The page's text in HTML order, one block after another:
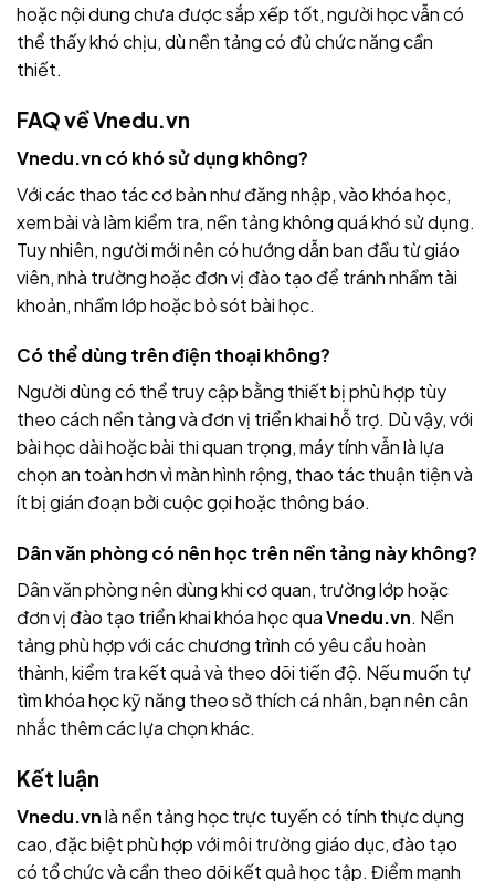
hoặc nội dung chưa được sắp xếp tốt, người học vẫn có
thể thấy khó chịu, dù nền tảng có đủ chức năng cần
thiết.
FAQ vềVnedu.vn
Vnedu.vn có khó sử dụng không?
Với các thao tác cơ bản như đăng nhập, vào khóa học,
xem bài và làm kiểm tra, nền tảng không quá khó sử dụng.
Tuy nhiên, người mới nên có hướng dẫn ban đầu từ giáo
viên, nhà trường hoặc đơn vị đào tạo để tránh nhầm tài
khoản, nhầm lớp hoặc bỏ sót bài học.
Có thể dùng trên điện thoại không?
Người dùng có thể truy cập bằng thiết bị phù hợp tùy
theo cách nền tảng và đơn vị triển khai hỗ trợ. Dù vậy, với
bài học dài hoặc bài thi quan trọng, máy tính vẫn là lựa
chọn an toàn hơn vì màn hình rộng, thao tác thuận tiện và
ít bị gián đoạn bởi cuộc gọi hoặc thông báo.
Dân văn phòng có nên học trên nền tảng này không?
Dân văn phòng nên dùng khi cơ quan, trường lớp hoặc
đơn vị đào tạo triển khai khóa học quaVnedu.vn. Nền
tảng phù hợp với các chương trình có yêu cầu hoàn
thành, kiểm tra kết quả và theo dõi tiến độ. Nếu muốn tự
tìm khóa học kỹ năng theo sở thích cá nhân, bạn nên cân
nhắc thêm các lựa chọn khác.
Kết luận
Vnedu.vnlà nền tảng học trực tuyến có tính thực dụng
cao, đặc biệt phù hợp với môi trường giáo dục, đào tạo
có tổ chức và cần theo dõi kết quả học tập. Điểm mạnh